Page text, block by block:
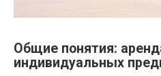
Общие понятия:
индивидуальных